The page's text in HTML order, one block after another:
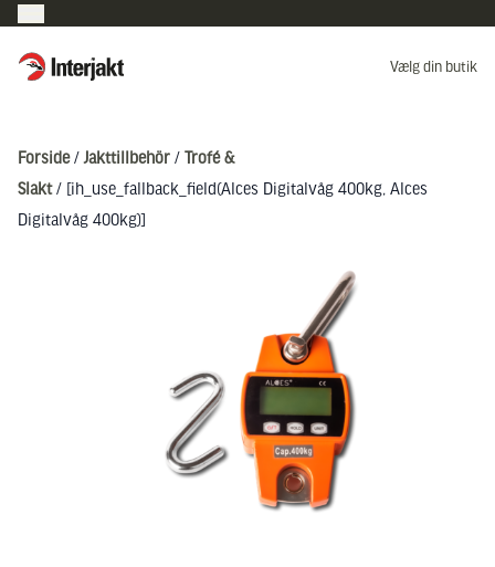
Interjakt DK Vælg din butik
Forside/ Jakttillbehör / Trofé &
Slakt/ [ih_use_fallback_field(Alces Digitalvåg 400kg, Alces
Digitalvåg 400kg)]